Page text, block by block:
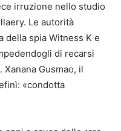
irruzione nello studio
Le autorità
della spia Witness K e
di recarsi
Gusmao, il
«condotta